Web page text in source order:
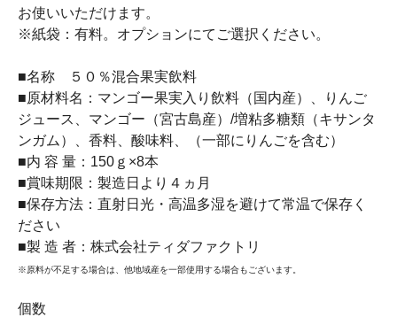
お使いいただけます。
※紙袋：有料。オプションにてご選択ください。
■名称 ５０％混合果実飲料
■原材料名：マンゴー果実入り飲料（国内産）、りんご
ジュース、マンゴー（宮古島産）/増粘多糖類（キサンタ
ンガム）、香料、酸味料、（一部にりんごを含む）
■内 容 量：150ｇ×8本
■賞味期限：製造日より４ヵ月
■保存方法：直射日光・高温多湿を避けて常温で保存く
ださい
■製 造 者：株式会社ティダファクトリ
※原料が不足する場合は、他地域産を一部使用する場合もございます。
個数